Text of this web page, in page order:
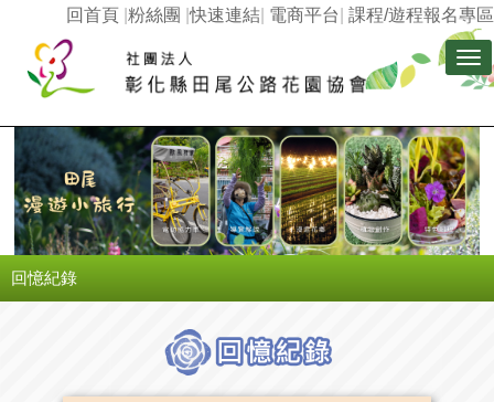
課程/遊程報名專區
電商平台
快速連結
粉絲團 |
回首頁
回憶紀錄